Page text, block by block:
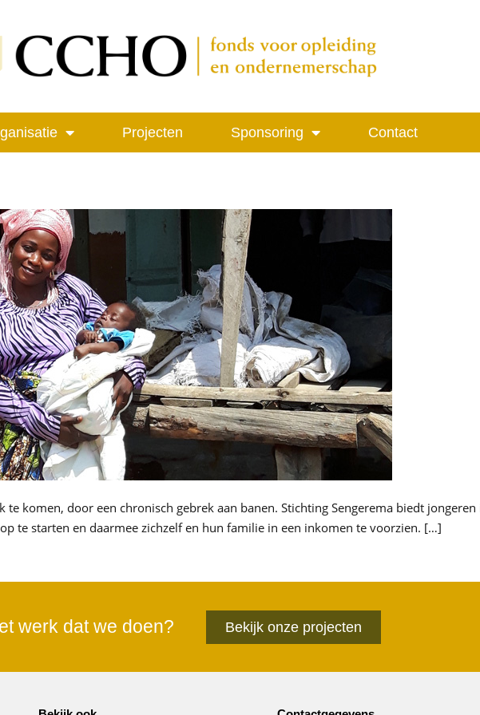
Projecten Sponsoring Contact
komen, door een chronisch gebrek aan banen. Stichting Sengerema biedt
te starten en daarmee zichzelf en hun familie in een inkomen te voorzien. […]
werk dat we doen? Bekijk onze projecten